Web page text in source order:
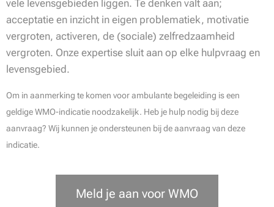
vele levensgebieden liggen. Te denken valt aan;
acceptatie en inzicht in eigen problematiek, motivatie
vergroten, activeren, de (sociale) zelfredzaamheid
vergroten. Onze expertise sluit aan op elke hulpvraag en
levensgebied.
Om in aanmerking te komen voor ambulante begeleiding is een
geldige WMO-indicatie noodzakelijk. Heb je hulp nodig bij deze
aanvraag? Wij kunnen je ondersteunen bij de aanvraag van deze
indicatie.
Meld je aan voor WMO